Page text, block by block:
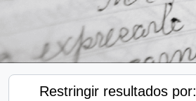
Restringir resultados por: